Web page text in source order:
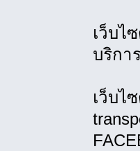
เว็บไ
บริกา
เว็บไ